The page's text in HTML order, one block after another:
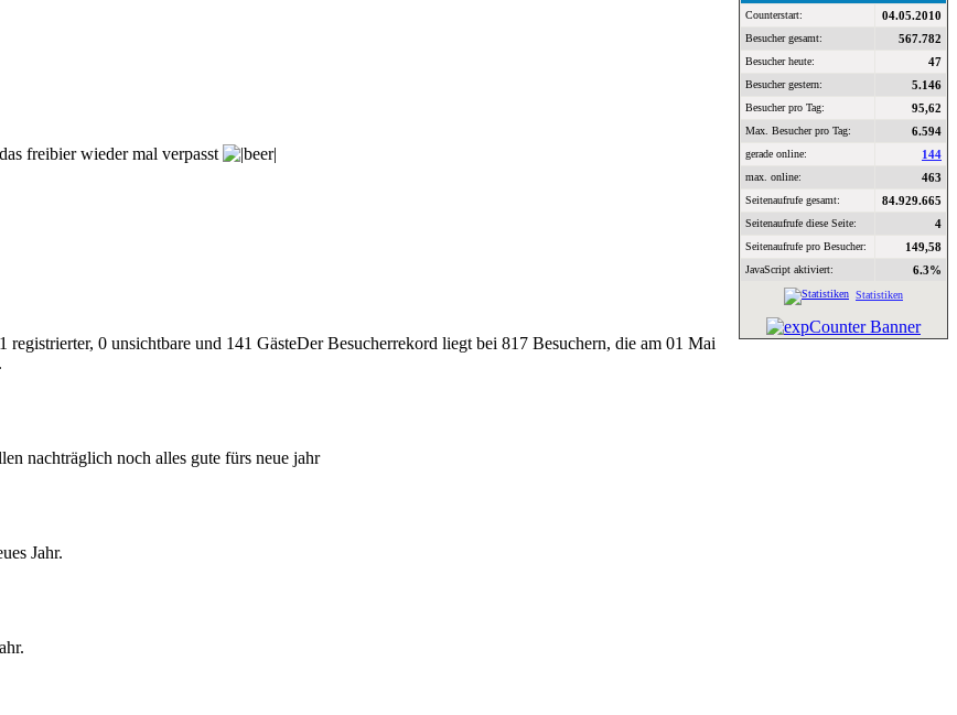
freibier wieder mal verpasst
registrierter, 0 unsichtbare und 141 GästeDer Besucherrekord liegt bei 817 Besuchern, die am 01 Mai
nachträglich noch alles gute fürs neue jahr
Jahr.
Counterstart: 04.05.2010
Besucher gesamt: 567.782
Besucher heute: 47
Besucher gestern: 5.146
Besucher pro Tag: 95,62
Max. Besucher pro Tag: 6.594
gerade online: 144
max. online: 463
Seitenaufrufe gesamt: 84.929.665
Seitenaufrufe diese Seite: 4
Seitenaufrufe pro Besucher: 149,58
JavaScript aktiviert: 6.3%
Statistiken